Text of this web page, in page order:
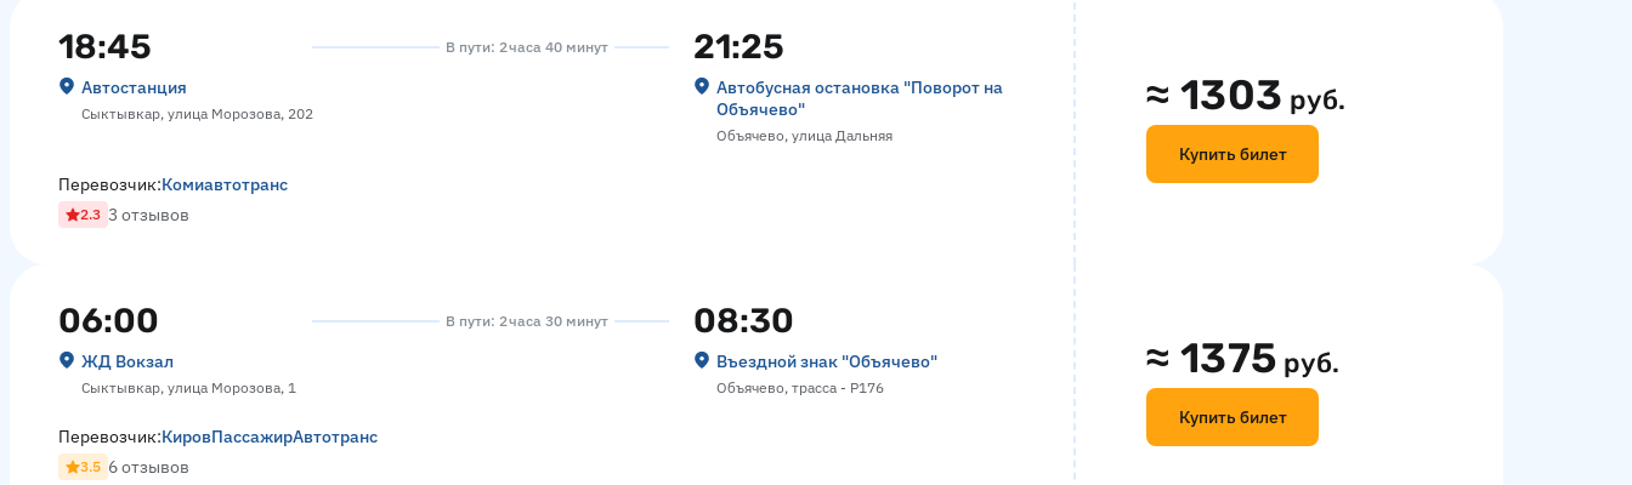
18:45
Автостанция
Сыктывкар, улица Морозова, 202
В пути: 2 часа 40 минут 21:25
Автобусная остановка "Поворот на
Объячево"
Объячево, улица Дальняя
≈1303 руб.
Купить билет
Перевозчик:Комиавтотранс
2.3 3 отзывов
06:00
ЖД Вокзал
Сыктывкар, улица Морозова, 1
В пути: 2 часа 30 минут 08:30
Въездной знак "Объячево"
Объячево, трасса - Р176
≈1375 руб.
Купить билет
Перевозчик:КировПассажирАвтотранс
3.5 6 отзывов